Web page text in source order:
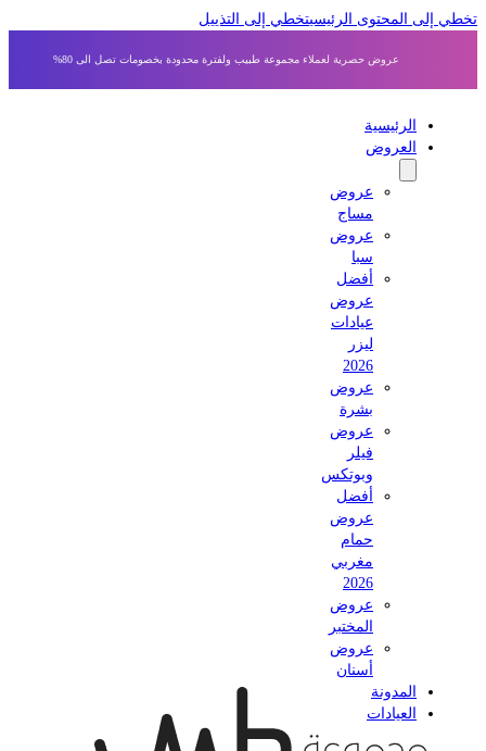
إلى المحتوى الرئيسي تخطي إلى التذييل
عروض حصرية لعملاء مجموعة طبيب ولفترة محدودة بخصومات تصل الى 80%
الرئيسية
العروض
عروض
مساج
عروض
أفضل
عروض
عيادات
عروض
بشرة
عروض
وبوتكس
أفضل
عروض
حمام
مغربي
عروض
المختبر
عروض
أسنان
المدونة
العيادات